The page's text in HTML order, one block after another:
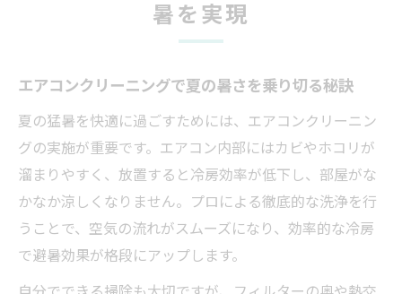
暑を実現
エアコンクリーニングで夏の暑さを乗り切る秘訣
夏の猛暑を快適に過ごすためには、エアコンクリーニン
グの実施が重要です。エアコン内部にはカビやホコリが
溜まりやすく、放置すると冷房効率が低下し、部屋がな
かなか涼しくなりません。プロによる徹底的な洗浄を行
うことで、空気の流れがスムーズになり、効率的な冷房
で避暑効果が格段にアップします。